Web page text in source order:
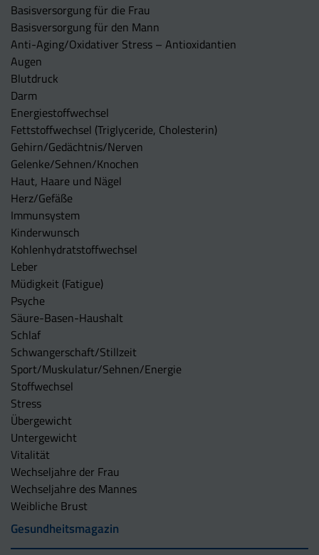
Basisversorgung für die Frau
Basisversorgung für den Mann
Anti-Aging/Oxidativer Stress – Antioxidantien
Augen
Blutdruck
Darm
Energiestoffwechsel
Fettstoffwechsel (Triglyceride, Cholesterin)
Gehirn/Gedächtnis/Nerven
Gelenke/Sehnen/Knochen
Haut, Haare und Nägel
Herz/Gefäße
Immunsystem
Kinderwunsch
Kohlenhydratstoffwechsel
Leber
Müdigkeit (Fatigue)
Psyche
Säure-Basen-Haushalt
Schlaf
Schwangerschaft/Stillzeit
Sport/Muskulatur/Sehnen/Energie
Stoffwechsel
Stress
Übergewicht
Untergewicht
Vitalität
Wechseljahre der Frau
Wechseljahre des Mannes
Weibliche Brust
Gesundheitsmagazin